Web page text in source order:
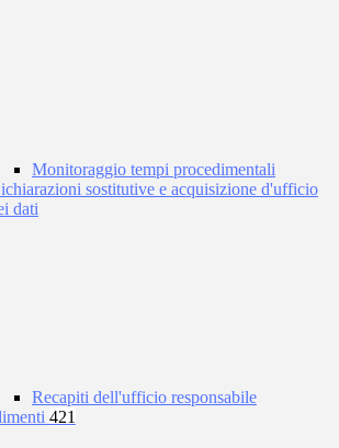
Monitoraggio tempi procedimentali
sostitutive e acquisizione d'ufficio
dati
Recapiti dell'ufficio responsabile
421